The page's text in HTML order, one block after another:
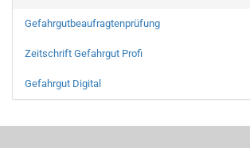
Gefahrgutbeaufragtenprüfung
Zeitschrift Gefahrgut Profi
Gefahrgut Digital